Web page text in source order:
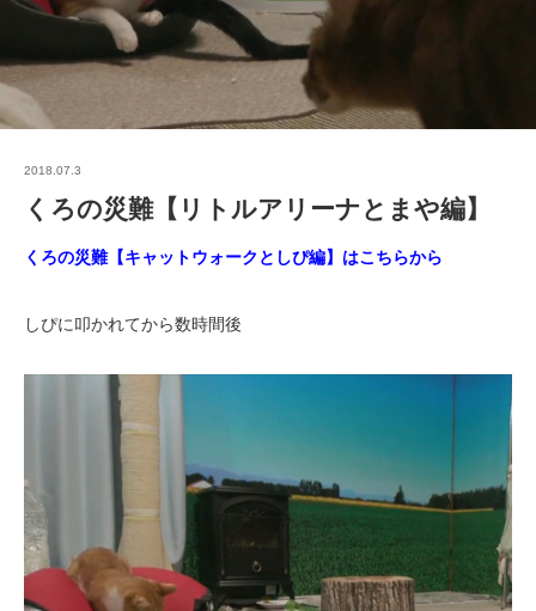
2018.07.3
くろの災難【リトルアリーナとまや編】
くろの災難【キャットウォークとしぴ編】はこちらから
しぴに叩かれてから数時間後